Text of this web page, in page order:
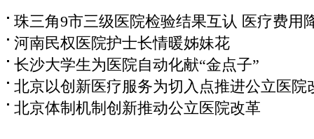
珠三角9市三级医院检验结果互认 医疗费用
河南民权医院护士长情暖姊妹花
长沙大学生为医院自动化献“金点子”
北京以创新医疗服务为切入点推进公立医院
北京体制机制创新推动公立医院改革